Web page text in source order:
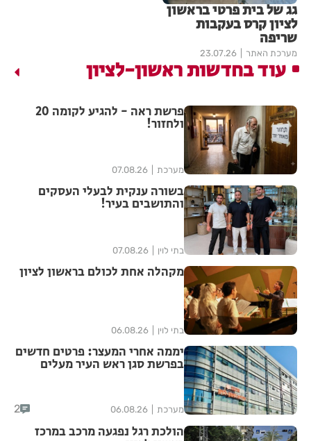
גג של בית פרטי בראשון
לציון קרס בעקבות
שריפה
מערכת האתר 23.07.26
עוד בחדשות ראשון-לציון
פרשת ראה - להגיע לקומה 20
ולחזור!
מערכת 07.08.26
בשורה ענקית לבעלי העסקים
והתושבים בעיר!
בתי לוין 07.08.26
מקהלה אחת לכולם בראשון לציון
בתי לוין 06.08.26
יממה אחרי המעצר: פרטים חדשים
בפרשת סגן ראש העיר מעלים
מערכת 06.08.26
2
הולכת רגל נפגעה מרכב במרכז